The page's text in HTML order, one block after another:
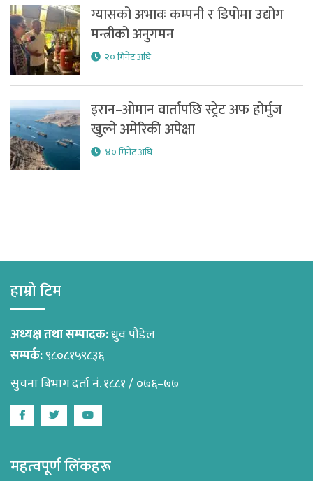
ग्यासको अभावः कम्पनी र डिपोमा उद्योग
मन्त्रीको अनुगमन
२० मिनेट अघि
इरान–ओमान वार्तापछि स्ट्रेट अफ होर्मुज
खुल्ने अमेरिकी अपेक्षा
४० मिनेट अघि
हाम्रो टिम
अध्यक्ष तथा सम्पादक:ध्रुव पौडेल
सम्पर्क:९८०८१५९८३६
सुचना बिभाग दर्ता नं. १८८१ / ०७६–७७
FacebookTwitterYoutube
महत्वपूर्ण लिंकहरू